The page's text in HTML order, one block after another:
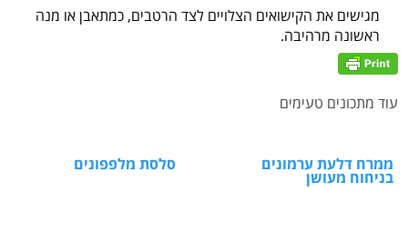
מגישים את הקישואים הצלויים לצד הרטבים, כמתאבן או מנה
ראשונה מרהיבה.
עוד מתכונים טעימים
ממרח דלעת ערמונים
בניחוח מעושן
סלסת מלפפונים